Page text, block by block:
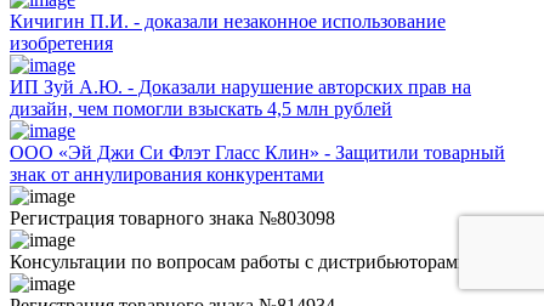
Кичигин П.И. - доказали незаконное использование
изобретения
ИП Зуй А.Ю. - Доказали нарушение авторских прав на
дизайн, чем помогли взыскать 4,5 млн рублей
ООО «Эй Джи Си Флэт Гласс Клин» - Защитили товарный
знак от аннулирования конкурентами
Регистрация товарного знака №803098
Консультации по вопросам работы с дистрибьюторами